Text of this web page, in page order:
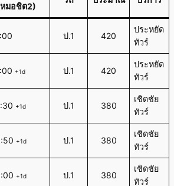
หมอชิต2)
ป.1 420
ประหยัด
ทัวร์
+1d ป.1 420
ประหยัด
ทัวร์
+1d ป.1 380
เชิดชัย
ทัวร์
+1d ป.1 380
เชิดชัย
ทัวร์
+1d ป.1 380
เชิดชัย
ทัวร์